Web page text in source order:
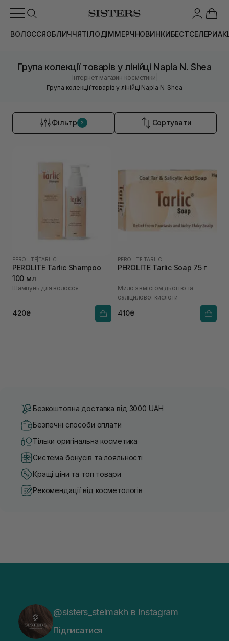
ВОЛОССЯОБЛИЧЧЯТІЛОДІММЕРЧНОВИНКИБЕСТСЕЛЕРИ
Група колекції товарів у лінійці Napla N. Shea
Інтернет магазин косметики
Група колекції товарів у лінійці Napla N. Shea
Фільтр 2 Сортувати
PEROLITE TARLIC
PEROLITE Tarlic Shampoo
100 мл
Шампунь для волосся
420₴
PEROLITE TARLIC
PEROLITE Tarlic Soap 75 г
Мило з вмістом дьогтю та
саліцилової кислоти
410₴
Безкоштовна доставка від 3000 UAH
Безпечні способи оплати
Тільки оригінальна косметика
Система бонусів та лояльності
Кращі ціни та топ товари
Рекомендації від косметологів
@sisters_stelmakh в Instagram
Підписатися